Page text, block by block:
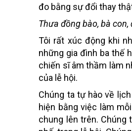
đo bằng sự đổi thay
Thưa đồng bào, bà con,
Tôi rất xúc động khi
những gia đình ba thế
chiến sĩ âm thầm làm
của lễ hội.
Chúng ta tự hào về
hiện bằng việc làm
chung lên trên. Chúng